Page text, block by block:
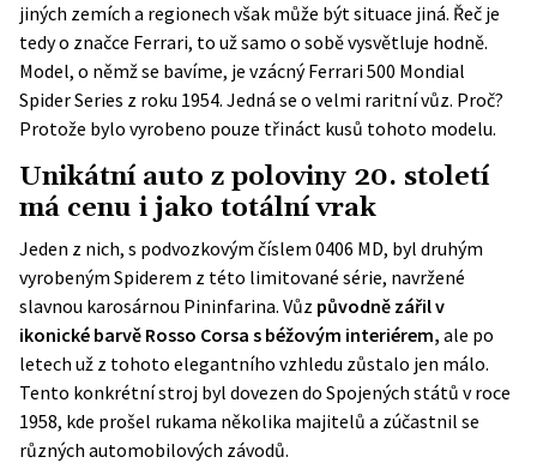
jiných zemích a regionech však může být situace jiná. Řeč je
tedy o značce Ferrari, to už samo o sobě vysvětluje hodně.
Model, o němž se bavíme, je vzácný Ferrari 500 Mondial
Spider Series z roku 1954. Jedná se o velmi raritní vůz. Proč?
Protože bylo vyrobeno pouze třináct kusů tohoto modelu.
Unikátní auto z poloviny 20. století
má cenu i jako totální vrak
Jeden z nich, s podvozkovým číslem 0406 MD, byl druhým
vyrobeným Spiderem z této limitované série, navržené
slavnou karosárnou Pininfarina. Vůz původně zářil v
ikonické barvě Rosso Corsa s béžovým interiérem, ale po
letech už z tohoto elegantního vzhledu zůstalo jen málo.
Tento konkrétní stroj byl dovezen do Spojených států v roce
1958, kde prošel rukama několika majitelů a zúčastnil se
různých automobilových závodů.